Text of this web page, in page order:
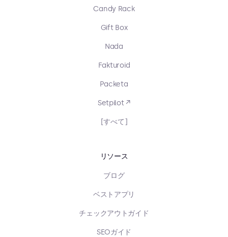
Candy Rack
Gift Box
Nada
Fakturoid
Packeta
Setpilot ↗
[すべて]
リソース
ブログ
ベストアプリ
チェックアウトガイド
SEOガイド